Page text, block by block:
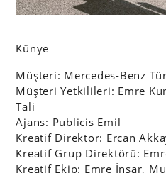
Künye
Müşteri: Mercedes-Benz
Müşteri Yetkilileri: Emre
Tali
Ajans: Publicis Emil
Kreatif Direktör: Ercan
Kreatif Grup Direktörü:
Kreatif Ekip: Emre İnsar,